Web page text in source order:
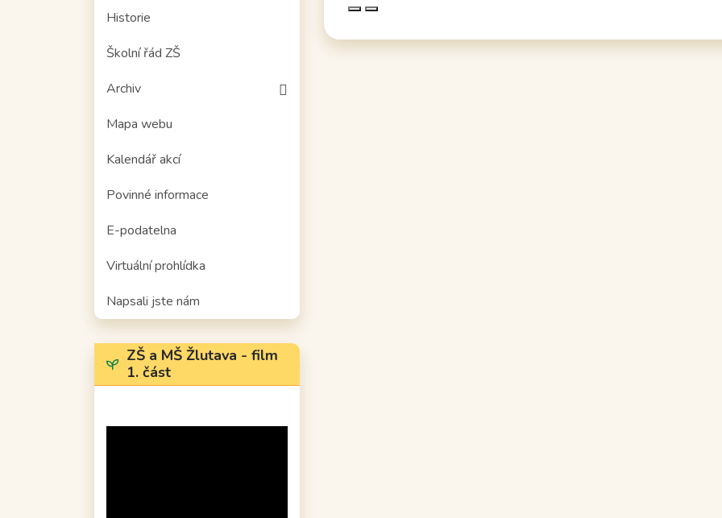
Historie
Školní řád ZŠ
Archiv
Mapa webu
Kalendář akcí
Povinné informace
E-podatelna
Virtuální prohlídka
Napsali jste nám
ZŠ a MŠ Žlutava - film
1. část